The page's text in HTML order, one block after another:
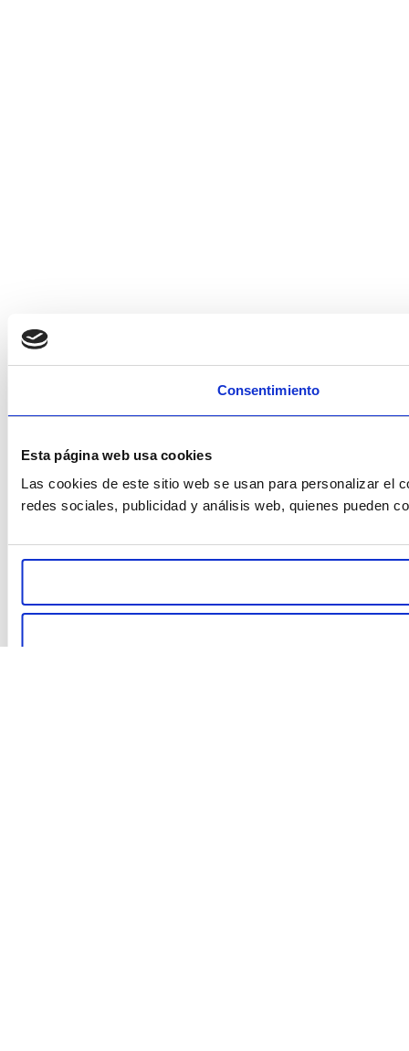
Consentimiento
Esta página web usa cookies
Las cookies de este sitio web se usan para personalizar el
redes sociales, publicidad y análisis web, quienes pueden